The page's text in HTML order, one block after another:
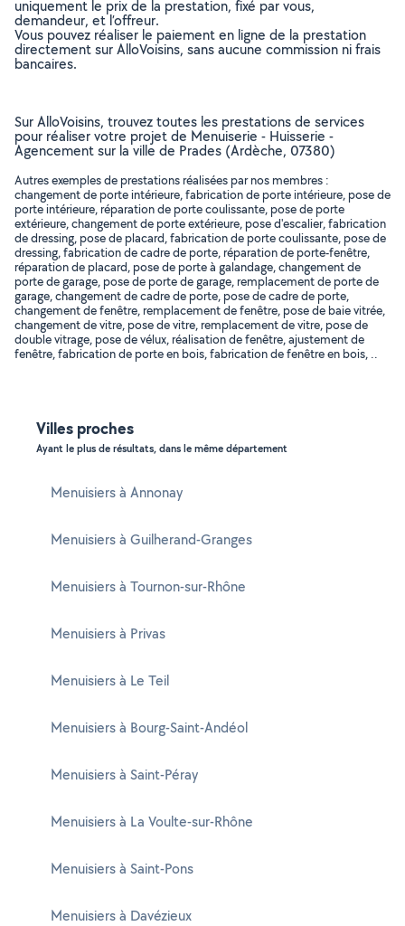
uniquement le prix de la prestation, fixé par vous,
demandeur, et l’offreur.
Vous pouvez réaliser le paiement en ligne de la prestation
directement sur AlloVoisins, sans aucune commission ni frais
bancaires.
Sur AlloVoisins, trouvez toutes les prestations de services
pour réaliser votre projet de Menuiserie - Huisserie -
Agencement sur la ville de Prades (Ardèche, 07380)
Autres exemples de prestations réalisées par nos membres :
changement de porte intérieure, fabrication de porte intérieure, pose de
porte intérieure, réparation de porte coulissante, pose de porte
extérieure, changement de porte extérieure, pose d'escalier, fabrication
de dressing, pose de placard, fabrication de porte coulissante, pose de
dressing, fabrication de cadre de porte, réparation de porte-fenêtre,
réparation de placard, pose de porte à galandage, changement de
porte de garage, pose de porte de garage, remplacement de porte de
garage, changement de cadre de porte, pose de cadre de porte,
changement de fenêtre, remplacement de fenêtre, pose de baie vitrée,
changement de vitre, pose de vitre, remplacement de vitre, pose de
double vitrage, pose de vélux, réalisation de fenêtre, ajustement de
fenêtre, fabrication de porte en bois, fabrication de fenêtre en bois, ..
Villes proches
Ayant le plus de résultats, dans le même département
Menuisiers à Annonay
Menuisiers à Guilherand-Granges
Menuisiers à Tournon-sur-Rhône
Menuisiers à Privas
Menuisiers à Le Teil
Menuisiers à Bourg-Saint-Andéol
Menuisiers à Saint-Péray
Menuisiers à La Voulte-sur-Rhône
Menuisiers à Saint-Pons
Menuisiers à Davézieux